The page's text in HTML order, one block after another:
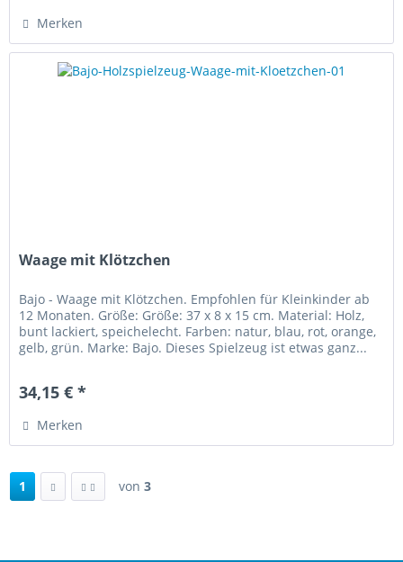
Merken
Waage mit Klötzchen
Bajo - Waage mit Klötzchen. Empfohlen für Kleinkinder ab
12 Monaten. Größe: Größe: 37 x 8 x 15 cm. Material: Holz,
bunt lackiert, speichelecht. Farben: natur, blau, rot, orange,
gelb, grün. Marke: Bajo. Dieses Spielzeug ist etwas ganz...
34,15 € *
Merken
1 von 3